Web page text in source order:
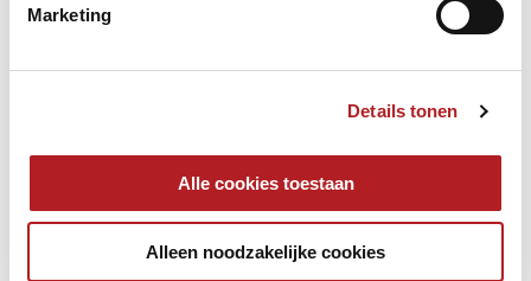
Marketing
Details tonen
Alle cookies toestaan
Alleen noodzakelijke cookies
Protocol
Vanuit de gezamenlijke sport komt er via NOC*NSF op
biljarten hebben wijHIERhet protocol verantwoord biljarten
staan. Zodra het protocol van NOC*NSF gereed is en wij
ons overleg met VWS hebben afgerond zullen wij het
biljartprotocol direct updaten.
voor meer informatie op de website van de